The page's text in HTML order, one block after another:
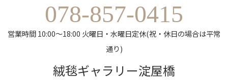
078-857-0415
営業時間 10:00～18:00 火曜日・水曜日定休(祝・休日の場合は平常
通り)
絨毯ギャラリー淀屋橋